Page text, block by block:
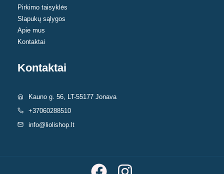
page
Pirkimo taisyklės
Slapukų sąlygos
Apie mus
Kontaktai
Kontaktai
Kauno g. 56, LT-55177 Jonava
+37060288510
info@liolishop.lt